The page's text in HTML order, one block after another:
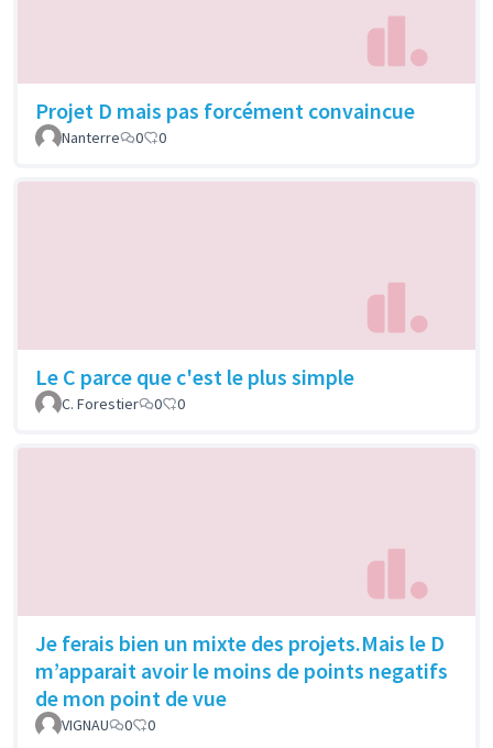
Projet D mais pas forcément convaincue
Nanterre 0 0
Le C parce que c'est le plus simple
C. Forestier 0 0
Je ferais bien un mixte des projets.Mais le D
m’apparait avoir le moins de points negatifs
de mon point de vue
VIGNAU 0 0